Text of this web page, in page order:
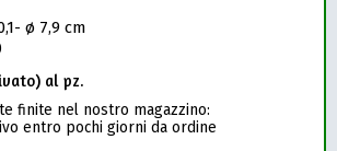
ø 7,9 cm
ivato) al pz.
finite nel nostro magazzino:
entro pochi giorni da ordine